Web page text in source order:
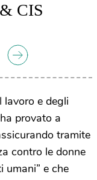
CIS
lavoro e degli
ha provato a
tramite
contro le donne
umani” e che